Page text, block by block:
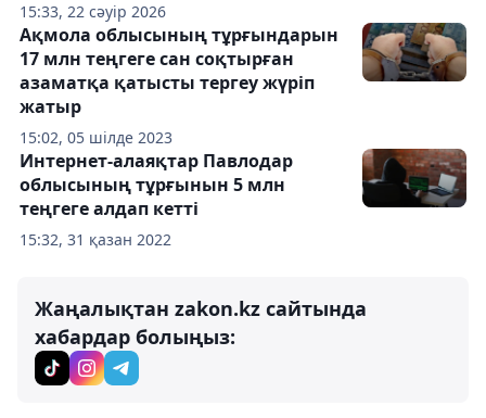
15:33, 22 сәуір 2026
15:02, 05 шілде 2023
Ақмола облысының тұрғындарын
17 млн теңгеге сан соқтырған
азаматқа қатысты тергеу жүріп
жатыр
15:32, 31 қазан 2022
Интернет-алаяқтар Павлодар
облысының тұрғынын 5 млн
теңгеге алдап кетті
Жаңалықтан zakon.kz сайтында
хабардар болыңыз: